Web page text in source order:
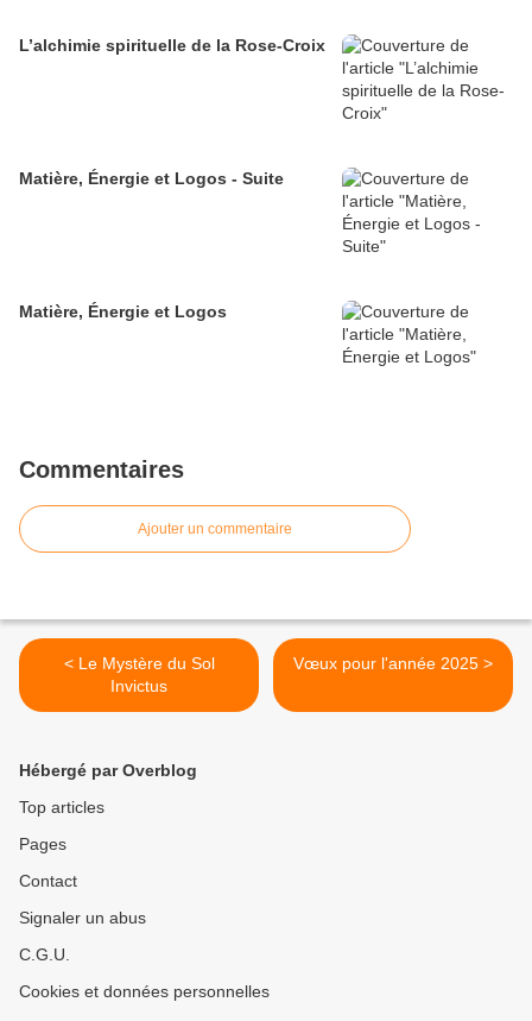
L’alchimie spirituelle de la Rose-Croix
Matière, Énergie et Logos - Suite
Matière, Énergie et Logos
Commentaires
Ajouter un commentaire
< Le Mystère du Sol
Invictus
Vœux pour l'année 2025 >
Hébergé par Overblog
Top articles
Pages
Contact
Signaler un abus
C.G.U.
Cookies et données personnelles